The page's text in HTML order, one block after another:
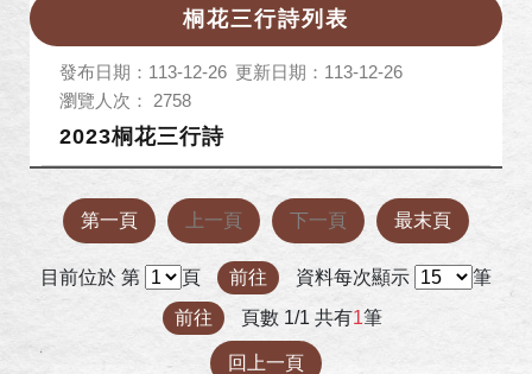
桐花三行詩列表
發布日期：113-12-26 更新日期：113-12-26
瀏覽人次： 2758
2023桐花三行詩
第一頁 上一頁 下一頁 最末頁
目前位於 第 頁 前往 資料每次顯示
筆
前往
頁數 1/1 共有1筆
回上一頁